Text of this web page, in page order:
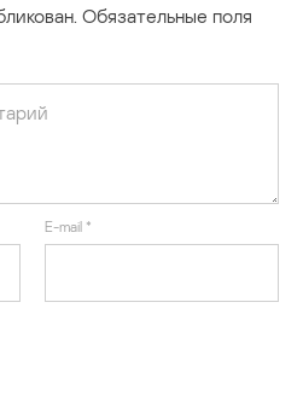
Обязательные поля
E-mail *